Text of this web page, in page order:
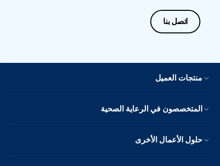
اتصل بنا
منتجات العميل
المتخصصون في الرعاية الصحية
حلول الأعمال الأخرى